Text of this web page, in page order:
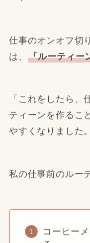
仕事のオンオフ切
は、 「ルーティー
「これをしたら、
ティーンを作るこ
やすくなりました。
私の仕事前のルー
コーヒー